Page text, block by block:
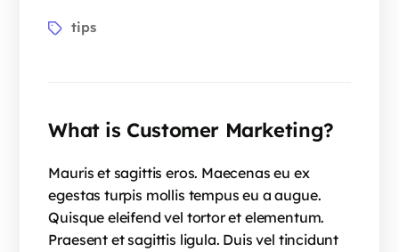
tips
What is Customer Marketing?
Mauris et sagittis eros. Maecenas eu ex
egestas turpis mollis tempus eu a augue.
Quisque eleifend vel tortor et elementum.
Praesent et sagittis ligula. Duis vel tincidunt